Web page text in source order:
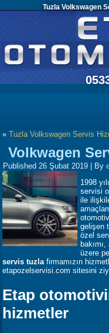
Tuzla Volkswagen
«Tuzla Volkswagen Servis
Volkwagen
Published 26 Şubat 2019 By
1998
servisi
ile
gelişen
özel
üzere
servis tuzlafirmamızın
etapozelservisi.com sitesini
metroslot
Etap
hizmetler